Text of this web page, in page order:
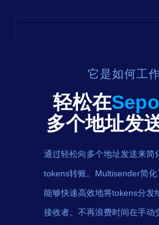
它是如何工
轻松在
多个地址发
通过轻松向多个地址发送来简
tokens转账。Multisender简
能够快速高效地将tokens分发
接收者。不再浪费时间在手